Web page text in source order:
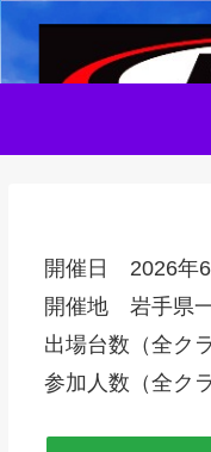
開催日 2026年6
開催地 岩手県
出場台数（全ク
参加人数（全ク